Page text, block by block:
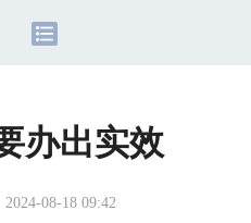
办出实效
2024-08-18 09:42